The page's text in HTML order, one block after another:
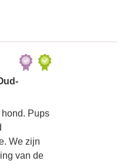
Pups
We zijn
van de